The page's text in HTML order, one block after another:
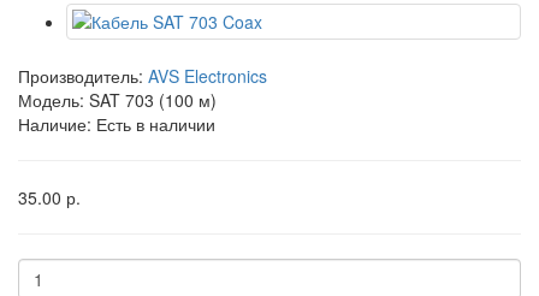
Производитель: AVS Electronics
Модель: SAT 703 (100 м)
Наличие: Есть в наличии
35.00 р.